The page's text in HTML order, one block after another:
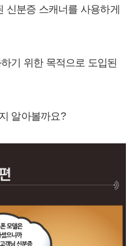
신분증 스캐너를 사용하게
기 위한 목적으로 도입된
알아볼까요?